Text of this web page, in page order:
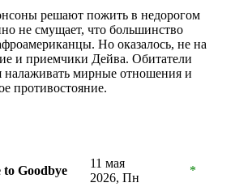
решают пожить в недорогом
не смущает, что большинство
Но оказалось, не на
и приемчики Дейва. Обитатели
налаживать мирные отношения и
противостояние.
to Goodbye
11 мая
2026, Пн
*